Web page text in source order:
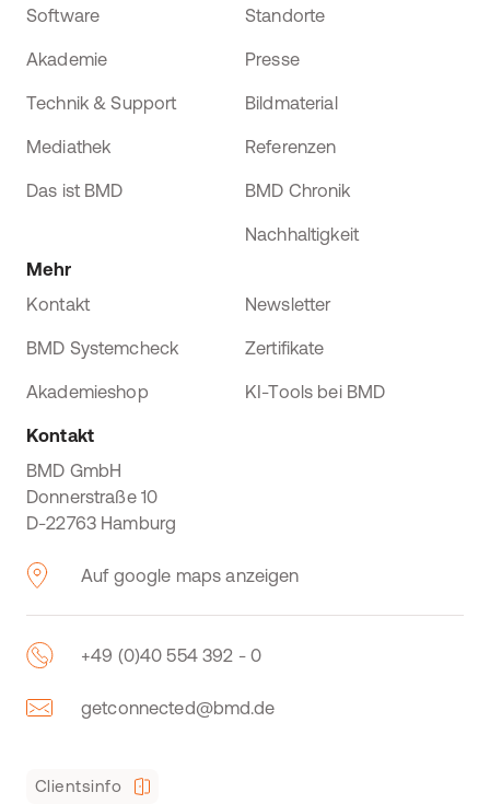
Software
Akademie
Technik & Support
Mediathek
Das ist BMD
Standorte
Presse
Bildmaterial
Referenzen
BMD Chronik
Nachhaltigkeit
Mehr
Kontakt
Newsletter
BMD Systemcheck Zertifikate
Akademieshop KI-Tools bei BMD
Kontakt
BMD GmbH
Donnerstraße 10
D-22763 Hamburg
Auf google maps anzeigen
+49 (0)40 554 392 - 0
getconnected@bmd.de
Clientsinfo